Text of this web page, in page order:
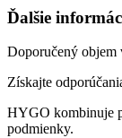
Ďalšie
Doporučený objem
Získajte
HYGO kombinuje
podmienky.